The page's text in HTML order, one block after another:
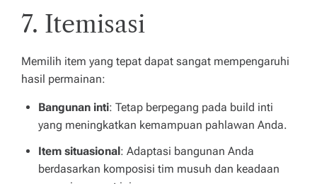
7. Itemisasi
Memilih item yang tepat dapat sangat mempengaruhi
hasil permainan:
Bangunan inti: Tetap berpegang pada build inti
yang meningkatkan kemampuan pahlawan Anda.
Item situasional: Adaptasi bangunan Anda
berdasarkan komposisi tim musuh dan keadaan